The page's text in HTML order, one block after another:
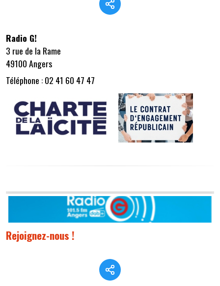
Radio G!
3 rue de la Rame
49100 Angers
Téléphone : 02 41 60 47 47
Rejoignez-nous !